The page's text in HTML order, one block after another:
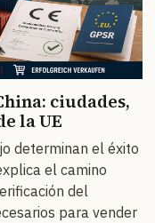
ciudades,
la UE
determinan el éxito
el camino
del
para vender